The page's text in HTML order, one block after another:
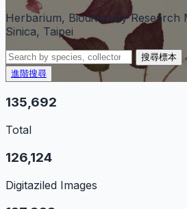
Herbarium, Biodiversity Research
Sinica, Taipei
搜尋標本
進階搜尋
135,692
Total
126,124
Digitaziled Images